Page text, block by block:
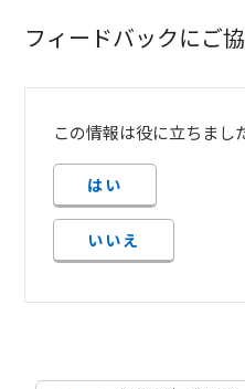
フィードバックにご
この情報は役に立ちまし
はい
いいえ